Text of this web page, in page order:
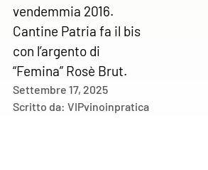
vendemmia 2016.
Cantine Patria fa il bis
con l’argento di
“Femina” Rosè Brut.
Settembre 17, 2025
Scritto da: VIPvinoinpratica